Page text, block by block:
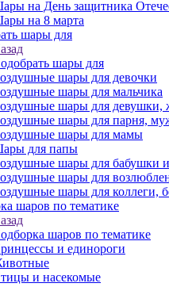
на День защитника
на 8 марта
шары для
шары для
шары для девочки
шары для мальчика
шары для
шары для парня,
шары для мамы
для папы
шары для бабушки
шары для
шары для коллеги,
шаров по тематике
шаров по тематике
и единороги
и насекомые